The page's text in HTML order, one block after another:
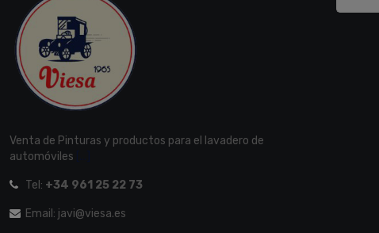
Venta de Pinturas y productos para el lavadero de
automóviles
Tel: +34 961 25 22 73
Email: javi@viesa.es